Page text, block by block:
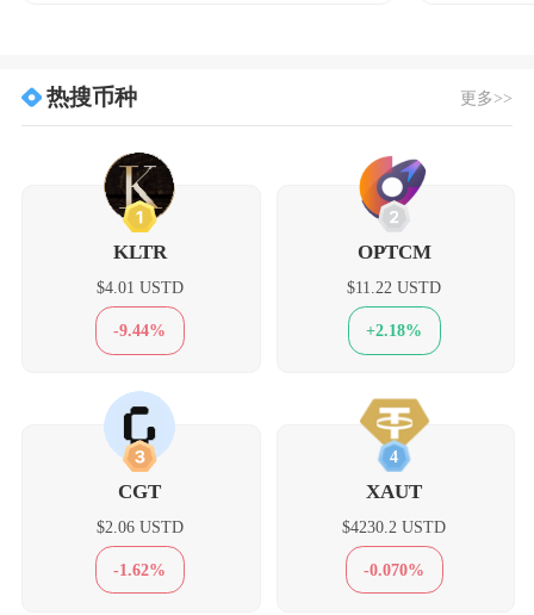
热搜币种 更多>>
1
KLTR
$4.01 USTD
-9.44%
2
OPTCM
$11.22 USTD
+2.18%
3
CGT
$2.06 USTD
-1.62%
4
XAUT
$4230.2 USTD
-0.070%